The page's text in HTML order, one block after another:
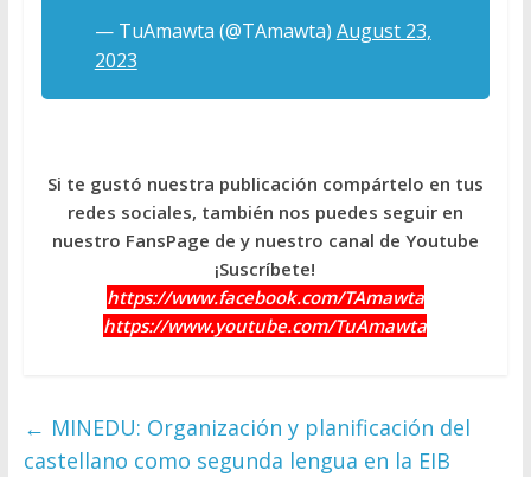
— TuAmawta (@TAmawta) August 23,
2023
Si te gustó nuestra publicación compártelo en tus
redes sociales, también nos puedes seguir en
nuestro FansPage de y nuestro canal de Youtube
¡Suscríbete!
https://www.facebook.com/TAmawta
https://www.youtube.com/TuAmawta
← MINEDU: Organización y planificación del
castellano como segunda lengua en la EIB